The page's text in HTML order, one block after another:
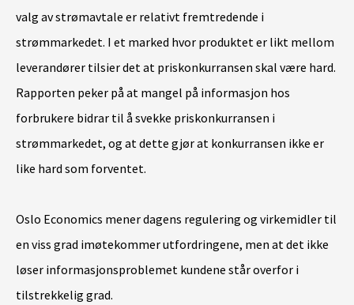
valg av strømavtale er relativt fremtredende i
strømmarkedet. I et marked hvor produktet er likt mellom
leverandører tilsier det at priskonkurransen skal være hard.
Rapporten peker på at mangel på informasjon hos
forbrukere bidrar til å svekke priskonkurransen i
strømmarkedet, og at dette gjør at konkurransen ikke er
like hard som forventet.
Oslo Economics mener dagens regulering og virkemidler til
en viss grad imøtekommer utfordringene, men at det ikke
løser informasjonsproblemet kundene står overfor i
tilstrekkelig grad.